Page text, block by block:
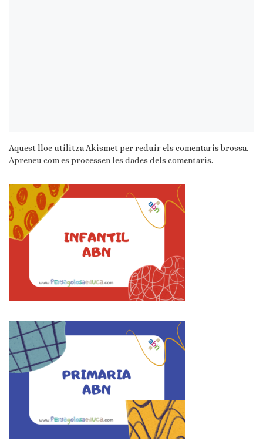
Aquest lloc utilitza Akismet per reduir els comentaris brossa.
Apreneu com es processen les dades dels comentaris.